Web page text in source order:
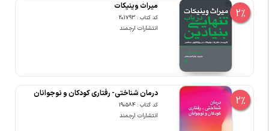
2%
میراث وینیکات
کد کتاب : 201793
انتشارات ارجمند
2%
درمان شناختی- رفتاری کودکان و نوجوانان
کد کتاب : 190584
انتشارات ارجمند